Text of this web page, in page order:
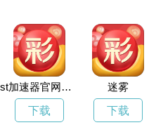
st加速器官网官网
下载
迷雾
下载